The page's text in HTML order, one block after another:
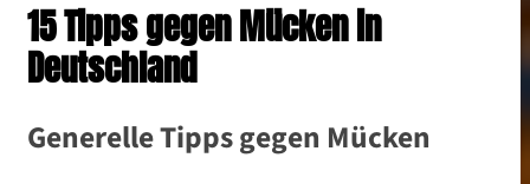
15 Tipps gegen Mücken in
Deutschland
Generelle Tipps gegen Mücken